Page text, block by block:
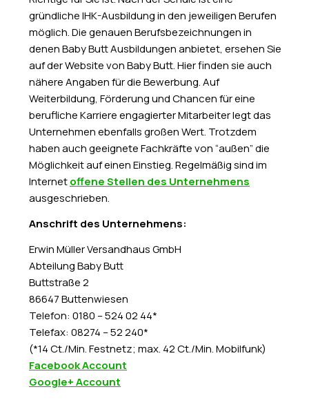
gründliche IHK-Ausbildung in den jeweiligen Berufen
möglich. Die genauen Berufsbezeichnungen in
denen Baby Butt Ausbildungen anbietet, ersehen Sie
auf der Website von Baby Butt. Hier finden sie auch
nähere Angaben für die Bewerbung. Auf
Weiterbildung, Förderung und Chancen für eine
berufliche Karriere engagierter Mitarbeiter legt das
Unternehmen ebenfalls großen Wert. Trotzdem
haben auch geeignete Fachkräfte von “außen” die
Möglichkeit auf einen Einstieg. Regelmäßig sind im
Internetoffene Stellen des Unternehmens
ausgeschrieben.
Anschrift des Unternehmens:
Erwin Müller Versandhaus GmbH
Abteilung Baby Butt
Buttstraße 2
86647 Buttenwiesen
Telefon: 0180 – 524 02 44*
Telefax: 08274 – 52 240*
(*14 Ct./Min. Festnetz; max. 42 Ct./Min. Mobilfunk)
Facebook Account
Google+ Account